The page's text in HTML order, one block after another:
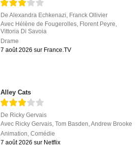
DeAlexandra Echkenazi, Franck Ollivier
Avec Hélène de Fougerolles, Florent Peyre,
Vittoria Di Savoia
Drame
7 août 2026 sur France.TV
Alley Cats
De Ricky Gervais
Avec Ricky Gervais ,Tom Basden ,Andrew Brooke
Animation ,Comédie
7 août 2026 sur Netflix